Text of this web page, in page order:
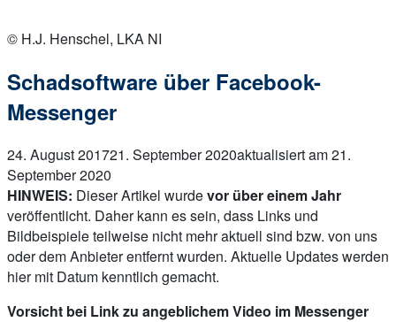
© H.J. Henschel, LKA NI
Schadsoftware über Facebook-
Messenger
24. August 201721. September 2020aktualisiert am 21.
September 2020
HINWEIS: Dieser Artikel wurdevor über einem Jahr
veröffentlicht. Daher kann es sein, dass Links und
Bildbeispiele teilweise nicht mehr aktuell sind bzw. von uns
oder dem Anbieter entfernt wurden. Aktuelle Updates werden
hier mit Datum kenntlich gemacht.
Vorsicht bei Link zu angeblichem Video im Messenger